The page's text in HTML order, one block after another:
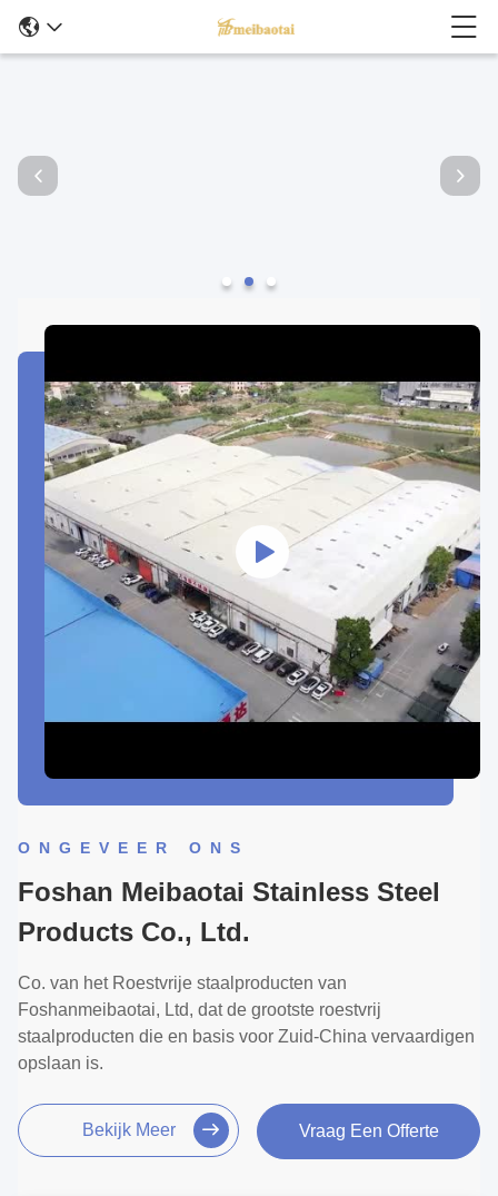
ONGEVEER ONS
Foshan Meibaotai Stainless Steel
Products Co., Ltd.
Co. van het Roestvrije staalproducten van
Foshanmeibaotai, Ltd, dat de grootste roestvrij
staalproducten die en basis voor Zuid-China vervaardigen
opslaan is.
Bekijk Meer Vraag Een Offerte